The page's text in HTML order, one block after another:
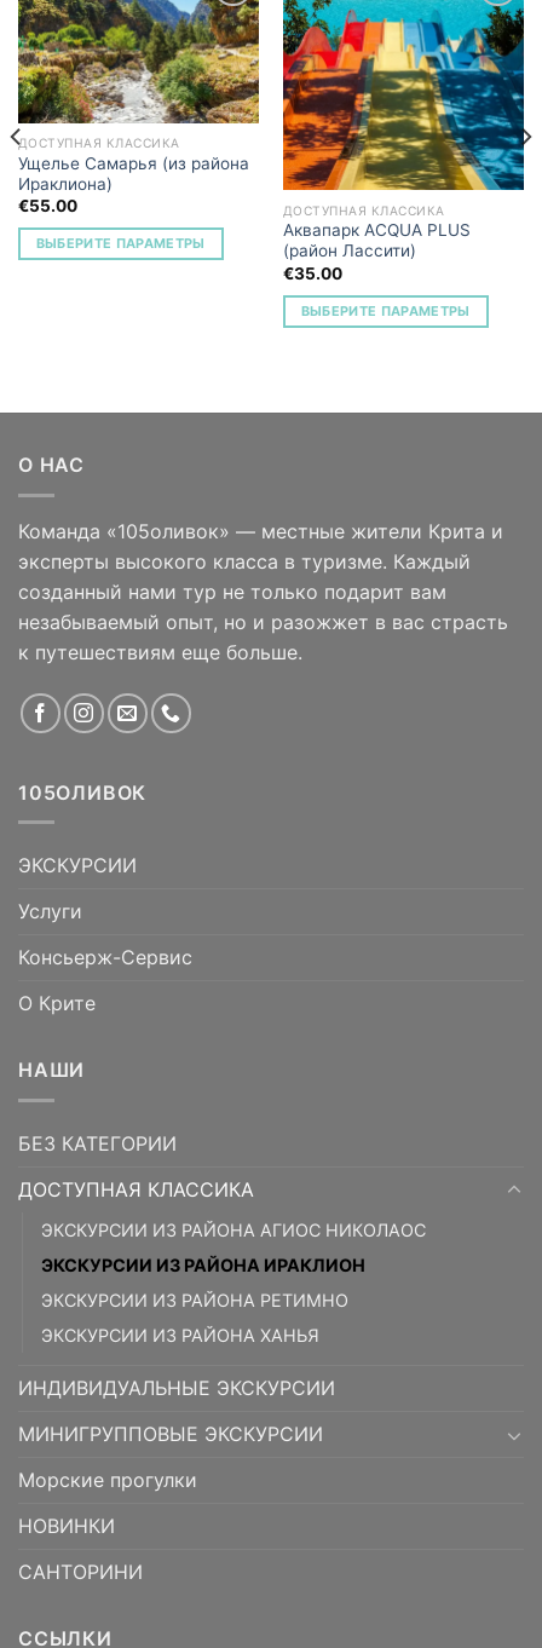
Add to
Wishlist
ДОСТУПНАЯ КЛАССИКА
Ущелье Самарья (из района
Ираклиона)
€55.00
ВЫБЕРИТЕ ПАРАМЕТРЫ
Add to
Wishlist
ДОСТУПНАЯ КЛАССИКА
Аквапарк AСQUA PLUS
(район Лассити)
€35.00
ВЫБЕРИТЕ ПАРАМЕТРЫ
О НАС
Команда «105оливок» — местные жители Крита и
эксперты высокого класса в туризме. Каждый
созданный нами тур не только подарит вам
незабываемый опыт, но и разожжет в вас страсть
к путешествиям еще больше.
105ОЛИВОК
ЭКСКУРСИИ
Услуги
Консьерж-Сервис
О Крите
НАШИ
БЕЗ КАТЕГОРИИ
ДОСТУПНАЯ КЛАССИКА
ЭКСКУРСИИ ИЗ РАЙОНА АГИОС НИКОЛАОС
ЭКСКУРСИИ ИЗ РАЙОНА ИРАКЛИОН
ЭКСКУРСИИ ИЗ РАЙОНА РЕТИМНО
ЭКСКУРСИИ ИЗ РАЙОНА ХАНЬЯ
ИНДИВИДУАЛЬНЫЕ ЭКСКУРСИИ
МИНИГРУППОВЫЕ ЭКСКУРСИИ
Морские прогулки
НОВИНКИ
САНТОРИНИ
ССЫЛКИ